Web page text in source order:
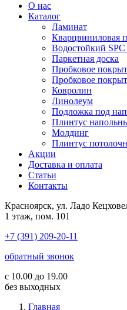
О нас
Каталог
Ламинат
Кварцвиниловая
Водостойкий
Паркетная доска
Пробковое
Пробковое
Ковролин
Линолеум
Подложка под
Плинтус
Молдинг
Плинтус
Акции
Доставка и оплата
Cтатьи
Контакты
Красноярск, ул. Ладо
1 этаж, пом. 101
+7 (391) 209-20-11
обратный звонок
с 10.00 до 19.00
без выходных
Главная